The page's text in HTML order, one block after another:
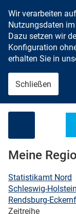
starten
Wir verarbeiten
Nutzungsdaten
Dazu setzen wir
Konfiguration
erhalten Sie in
Schließen
Meine
Statistikamt Nord
Schleswig-
Rendsburg-
Zeitreihe